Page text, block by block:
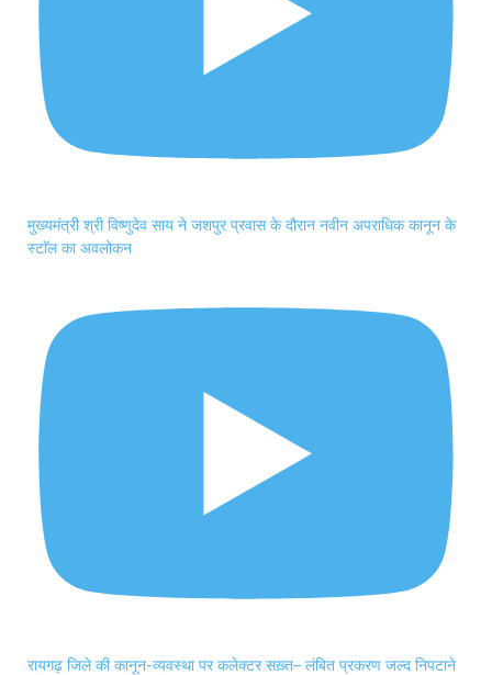
मुख्यमंत्री श्री विष्णुदेव साय ने जशपुर प्रवास के दौरान नवीन अपराधिक कानून के
स्टाॅल का अवलोकन
रायगढ़ जिले की कानून-व्यवस्था पर कलेक्टर सख़्त– लंबित प्रकरण जल्द निपटाने